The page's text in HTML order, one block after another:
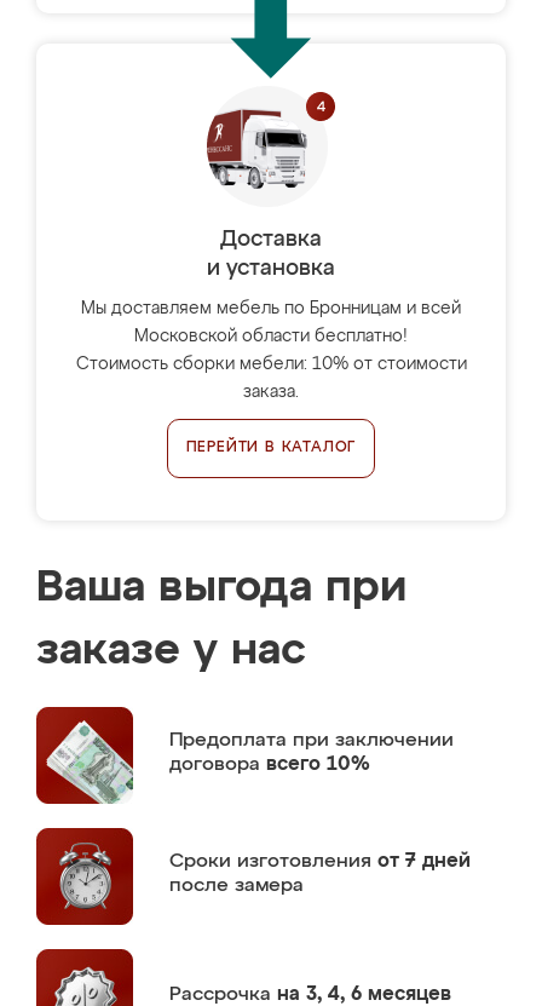
Доставка
и установка
Мы доставляем мебель по Бронницам и всей
Московской области бесплатно!
Стоимость сборки мебели: 10% от стоимости
заказа.
ПЕРЕЙТИ В КАТАЛОГ
Ваша выгода при
заказе у нас
Предоплата при заключении
договора всего 10%
Сроки изготовления от 7 дней
после замера
Рассрочка на 3, 4, 6 месяцев